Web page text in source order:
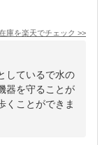
庫を楽天でチェック >>
しているで水の
器を守ることが
くことができま